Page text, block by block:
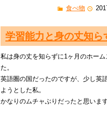
食べ物
学習能力と身の丈知ら
私は身の丈を知らずに1ヶ月のホー
た。
英語圏の国だったのですが、少し英
ようとした私。
かなりのムチャぶりだったと思いま